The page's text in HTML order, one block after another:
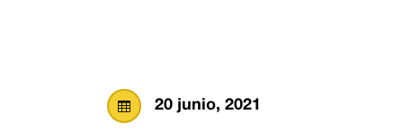
 20 junio, 2021